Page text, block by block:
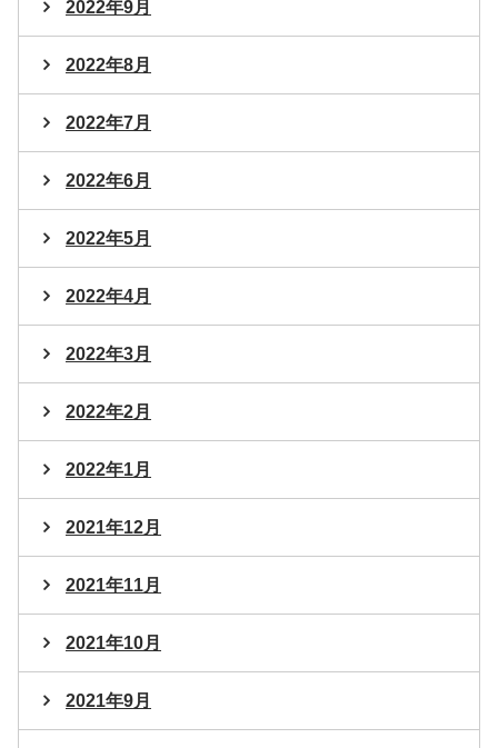
2022年9月
2022年8月
2022年7月
2022年6月
2022年5月
2022年4月
2022年3月
2022年2月
2022年1月
2021年12月
2021年11月
2021年10月
2021年9月